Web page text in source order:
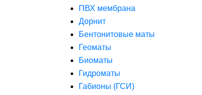
ПВХ мембрана
Дорнит
Бентонитовые маты
Геоматы
Биоматы
Гидроматы
Габионы (ГСИ)